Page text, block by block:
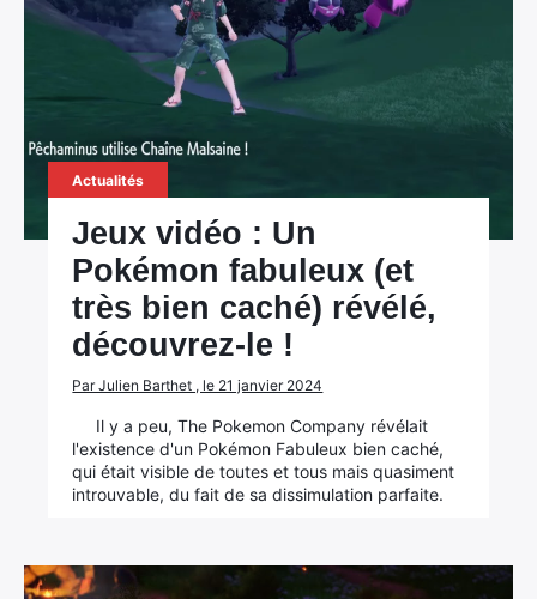
Actualités
Jeux vidéo : Un
Pokémon fabuleux (et
très bien caché) révélé,
découvrez-le !
Par Julien Barthet , le 21 janvier 2024
Il y a peu, The Pokemon Company révélait
l'existence d'un Pokémon Fabuleux bien caché,
qui était visible de toutes et tous mais quasiment
introuvable, du fait de sa dissimulation parfaite.